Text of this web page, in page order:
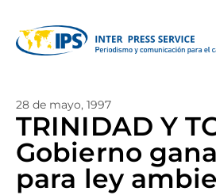
28 de mayo, 1997
TRINIDAD Y
Gobierno
para ley